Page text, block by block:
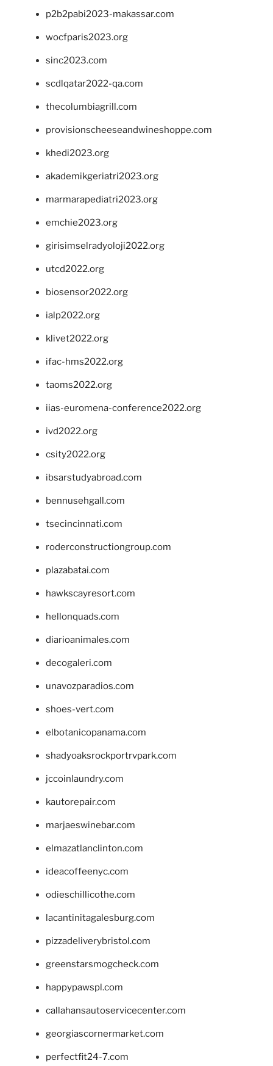
p2b2pabi2023-makassar.com
wocfparis2023.org
sinc2023.com
scdlqatar2022-qa.com
thecolumbiagrill.com
provisionscheeseandwineshoppe.com
khedi2023.org
akademikgeriatri2023.org
marmarapediatri2023.org
emchie2023.org
girisimselradyoloji2022.org
utcd2022.org
biosensor2022.org
ialp2022.org
klivet2022.org
ifac-hms2022.org
taoms2022.org
iias-euromena-conference2022.org
ivd2022.org
csity2022.org
ibsarstudyabroad.com
bennusehgall.com
tsecincinnati.com
roderconstructiongroup.com
plazabatai.com
hawkscayresort.com
hellonquads.com
diarioanimales.com
decogaleri.com
unavozparadios.com
shoes-vert.com
elbotanicopanama.com
shadyoaksrockportrvpark.com
jccoinlaundry.com
kautorepair.com
marjaeswinebar.com
elmazatlanclinton.com
ideacoffeenyc.com
odieschillicothe.com
lacantinitagalesburg.com
pizzadeliverybristol.com
greenstarsmogcheck.com
happypawspl.com
callahansautoservicecenter.com
georgiascornermarket.com
perfectfit24-7.com